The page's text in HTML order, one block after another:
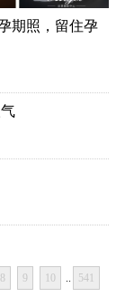
期照，留住孕
8 9 10
541